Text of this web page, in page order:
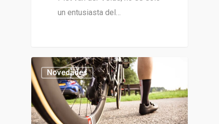
un entusiasta del…
Novedades